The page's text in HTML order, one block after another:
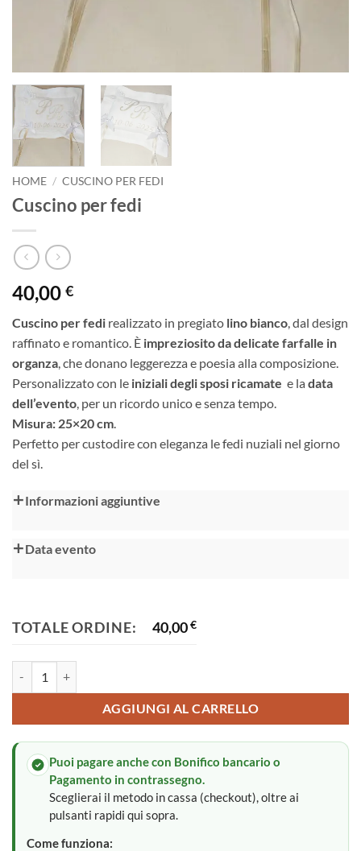
HOME / CUSCINO PER FEDI
Cuscino per fedi
40,00 €
Cuscino per fedi realizzato in pregiato lino bianco, dal design
raffinato e romantico. È impreziosito da delicate farfalle in
organza, che donano leggerezza e poesia alla composizione.
Personalizzato con le iniziali degli sposi ricamate e la data
dell’evento, per un ricordo unico e senza tempo.
Misura: 25×20 cm.
Perfetto per custodire con eleganza le fedi nuziali nel giorno
del sì.
Informazioni aggiuntive
Data evento
TOTALE ORDINE: 40,00€
AGGIUNGI AL CARRELLO
Alternative:
Puoi pagare anche con Bonifico bancario o
Pagamento in contrassegno.
Sceglierai il metodo in cassa (checkout), oltre ai
pulsanti rapidi qui sopra.
Come funziona: